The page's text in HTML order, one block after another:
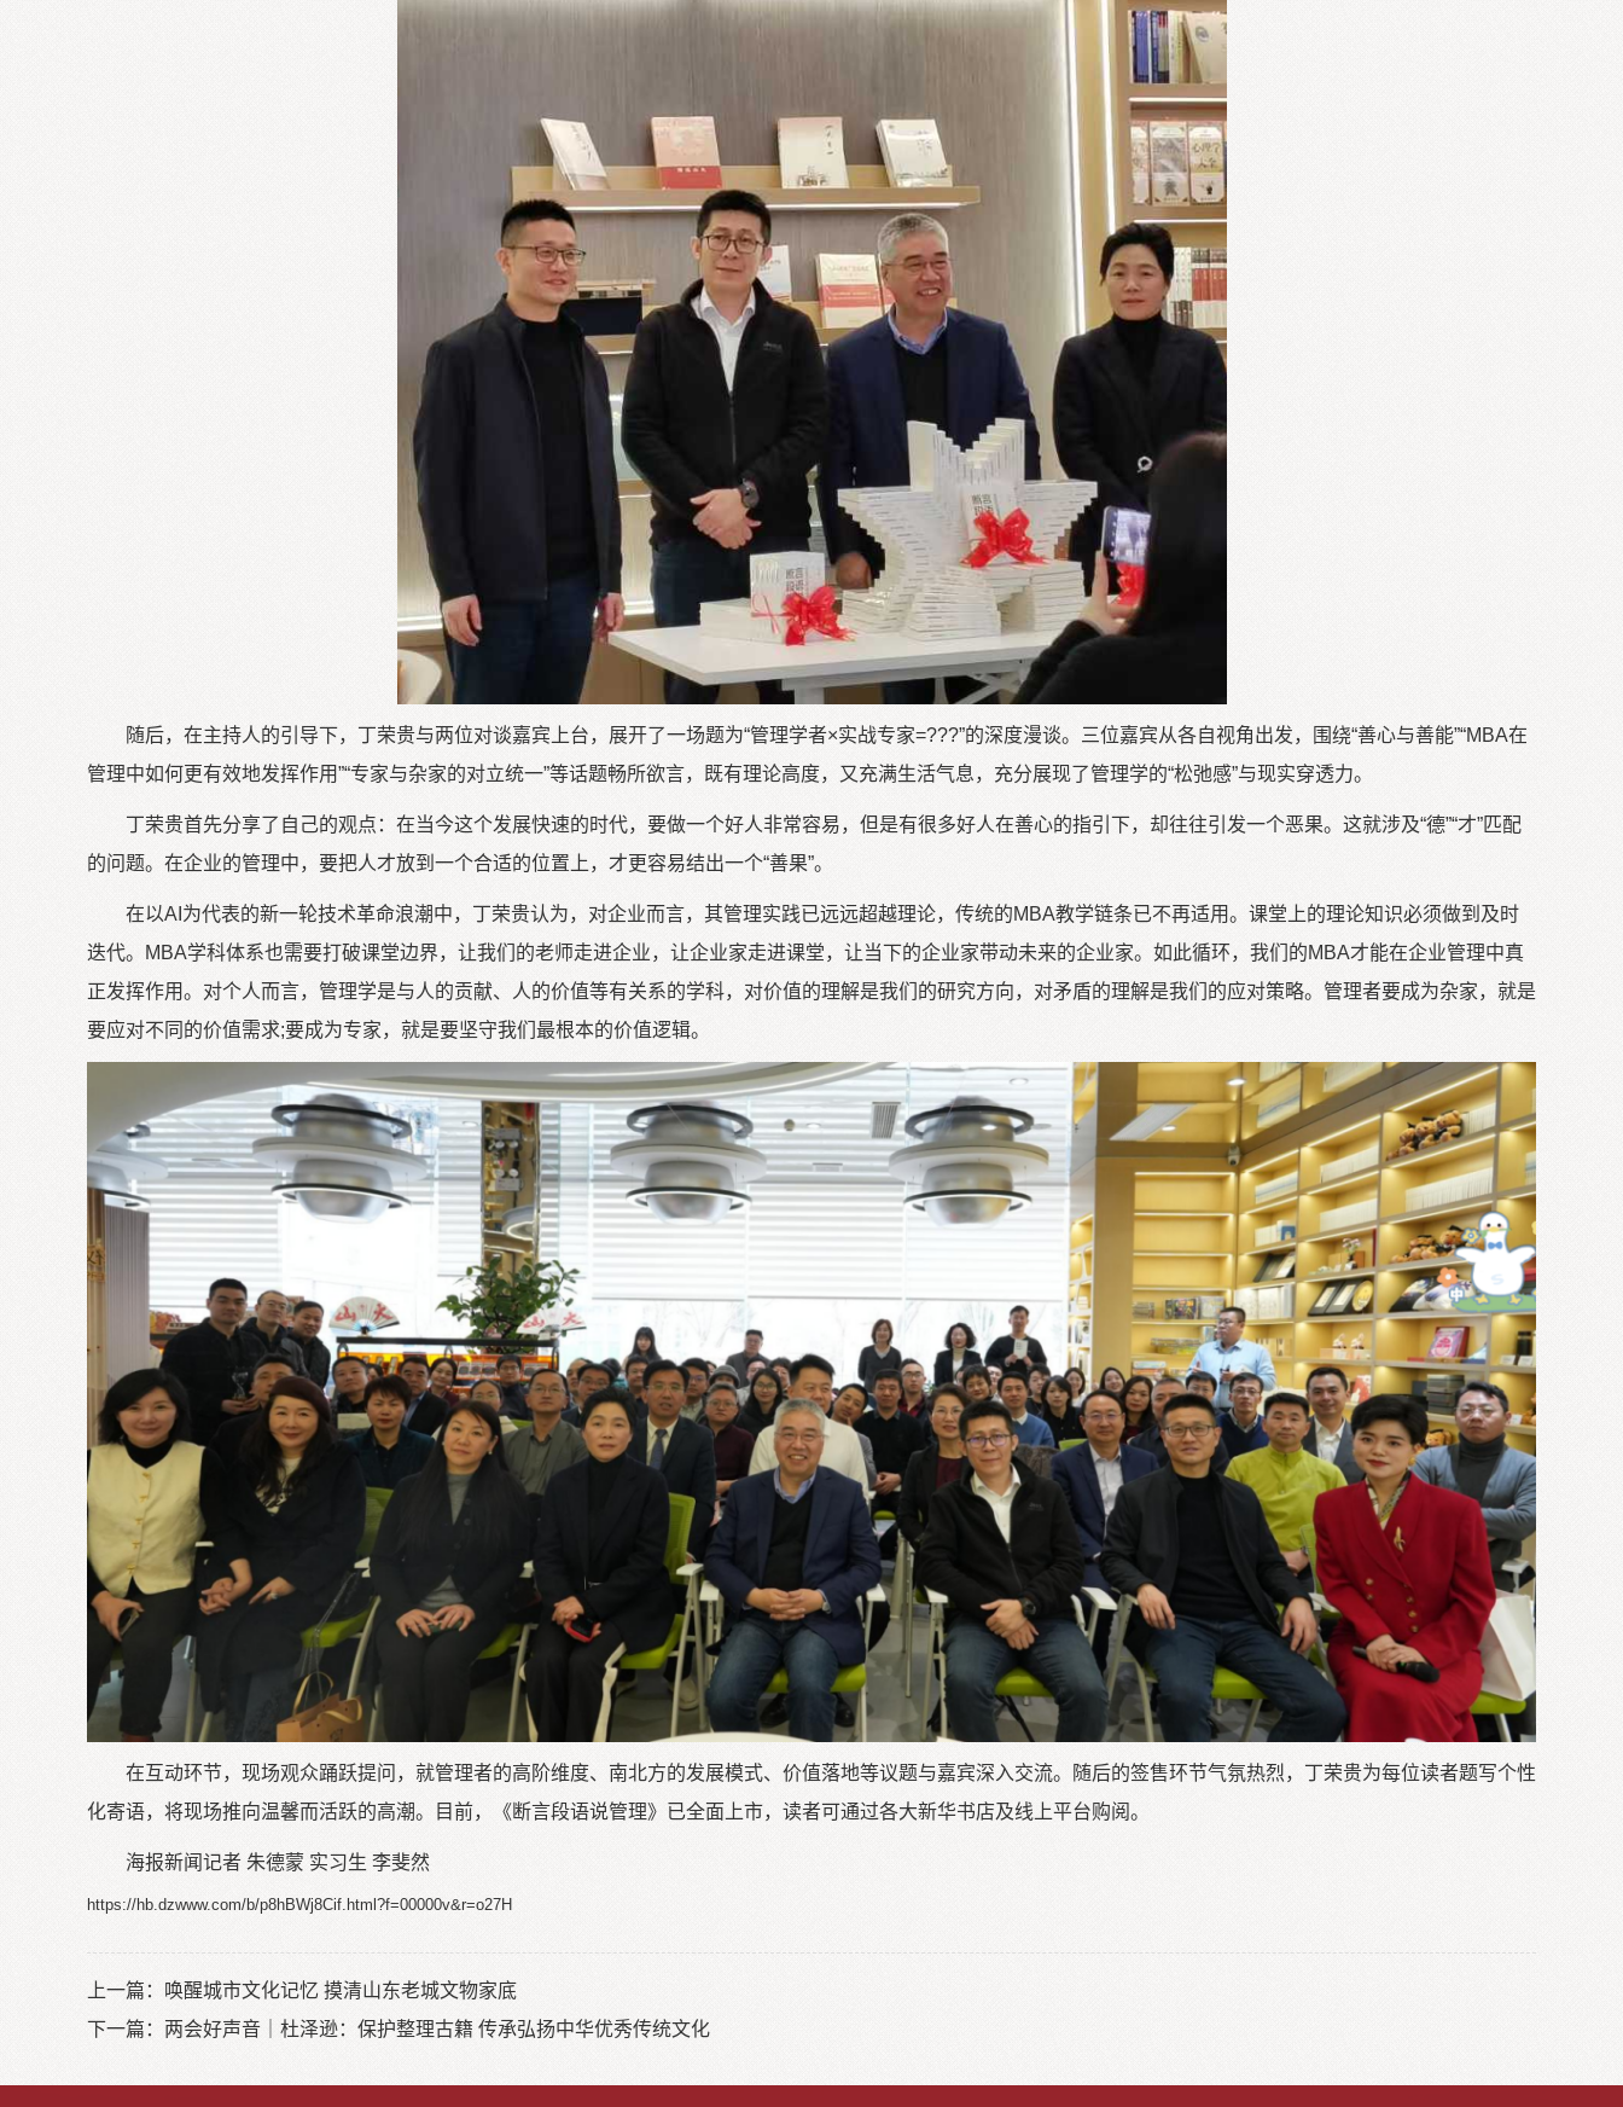
随后，在主持人的引导下，丁荣贵与两位对谈嘉宾上台，展开了一场题为“管理学者×实战专家=???”的深度漫谈。三位嘉宾从各自视角出发，围绕“善心与善能”“MBA在
管理中如何更有效地发挥作用”“专家与杂家的对立统一”等话题畅所欲言，既有理论高度，又充满生活气息，充分展现了管理学的“松弛感”与现实穿透力。
丁荣贵首先分享了自己的观点：在当今这个发展快速的时代，要做一个好人非常容易，但是有很多好人在善心的指引下，却往往引发一个恶果。这就涉及“德”“才”匹配
的问题。在企业的管理中，要把人才放到一个合适的位置上，才更容易结出一个“善果”。
在以AI为代表的新一轮技术革命浪潮中，丁荣贵认为，对企业而言，其管理实践已远远超越理论，传统的MBA教学链条已不再适用。课堂上的理论知识必须做到及时
迭代。MBA学科体系也需要打破课堂边界，让我们的老师走进企业，让企业家走进课堂，让当下的企业家带动未来的企业家。如此循环，我们的MBA才能在企业管理中真
正发挥作用。对个人而言，管理学是与人的贡献、人的价值等有关系的学科，对价值的理解是我们的研究方向，对矛盾的理解是我们的应对策略。管理者要成为杂家，就是
要应对不同的价值需求;要成为专家，就是要坚守我们最根本的价值逻辑。
在互动环节，现场观众踊跃提问，就管理者的高阶维度、南北方的发展模式、价值落地等议题与嘉宾深入交流。随后的签售环节气氛热烈，丁荣贵为每位读者题写个性
化寄语，将现场推向温馨而活跃的高潮。目前，《断言段语说管理》已全面上市，读者可通过各大新华书店及线上平台购阅。
海报新闻记者 朱德蒙 实习生 李斐然
https://hb.dzwww.com/b/p8hBWj8Cif.html?f=00000v&r=o27H
上一篇：
唤醒城市文化记忆 摸清山东老城文物家底
下一篇： 两会好声音｜杜泽逊：保护整理古籍 传承弘扬中华优秀传统文化